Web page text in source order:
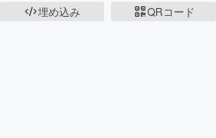
まちづくり・地域活性化
埋め込み
QRコード